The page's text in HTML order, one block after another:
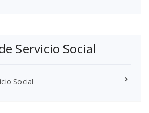
Servicio Social
Social